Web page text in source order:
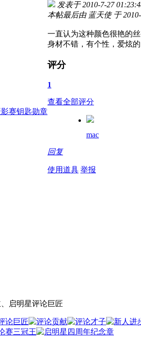
发表于 2010-7-27
本帖最后由 蓝天使 于
一直认为这种颜色很艳的
身材不错，有个性，爱炫
评分
1
查看全部评分
mac
回复
使用道具 举报
启明星评论巨匠